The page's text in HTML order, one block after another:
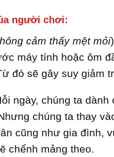
người chơi:
cảm thấy mệt mỏi
máy tính hoặc ôm
đó sẽ gây suy giảm
ngày, chúng ta dành
chúng ta thay
cũng như gia đình,
chểnh mảng theo.